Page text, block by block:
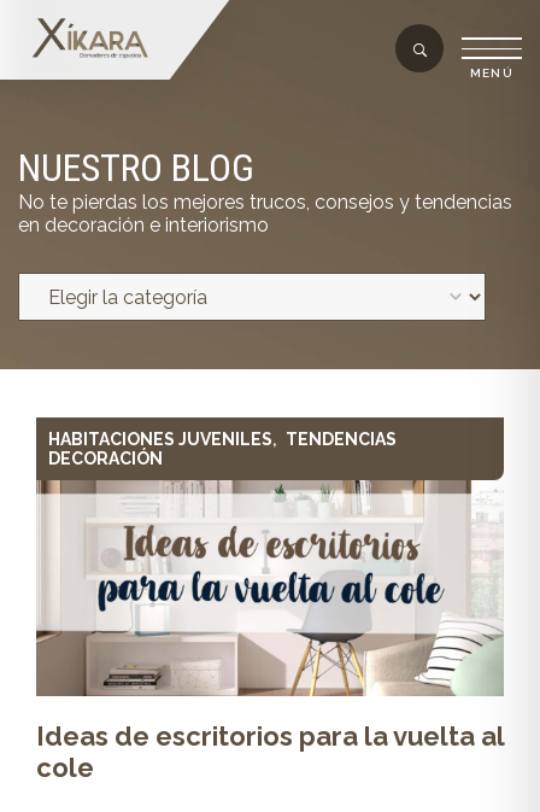
NUESTRO BLOG
No te pierdas los mejores trucos, consejos y tendencias
en decoración e interiorismo
HABITACIONES JUVENILES, TENDENCIAS
DECORACIÓN
Ideas de escritorios para la vuelta al
cole